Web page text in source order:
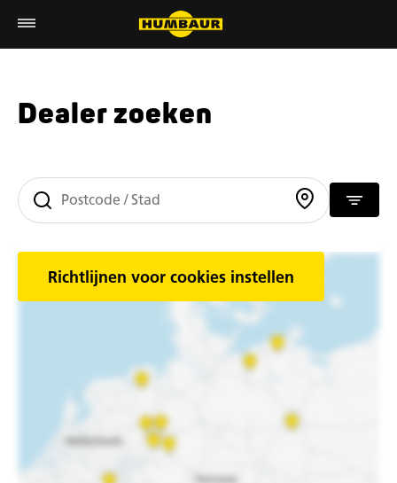
Dealer zoeken
Richtlijnen voor cookies instellen